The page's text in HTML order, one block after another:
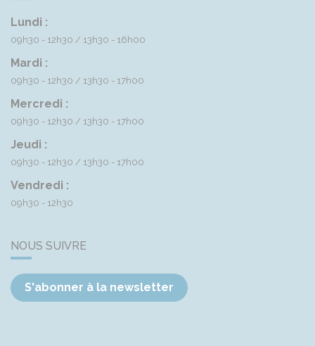
Lundi :
09h30 - 12h30 13h30 - 16h00
Mardi :
09h30 - 12h30 13h30 - 17h00
Mercredi :
09h30 - 12h30 13h30 - 17h00
Jeudi :
09h30 - 12h30 13h30 - 17h00
Vendredi :
09h30 - 12h30
NOUS SUIVRE
S'abonner à la newsletter